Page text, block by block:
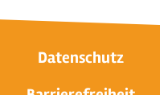
Datenschutz